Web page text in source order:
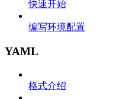
快速开始
编写环境配置
YAML
格式介绍